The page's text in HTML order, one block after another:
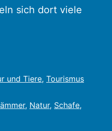
sich dort viele
und Tiere, Tourismus
, Natur, Schafe,